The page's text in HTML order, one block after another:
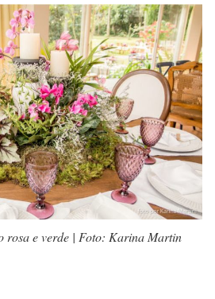
rosa e verde | Foto: Karina Martin